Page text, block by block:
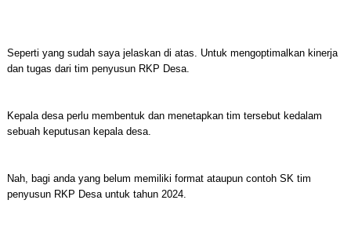
Seperti yang sudah saya jelaskan di atas. Untuk mengoptimalkan kinerja
dan tugas dari tim penyusun RKP Desa.
Kepala desa perlu membentuk dan menetapkan tim tersebut kedalam
sebuah keputusan kepala desa.
Nah, bagi anda yang belum memiliki format ataupun contoh SK tim
penyusun RKP Desa untuk tahun 2024.